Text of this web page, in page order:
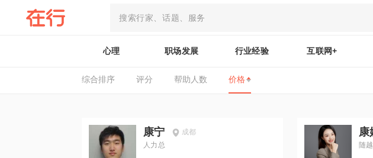
心理 职场发展 行业经验 互联网+
综合排序 评分 帮助人数 价格
康宁
成都
人力总
康
随